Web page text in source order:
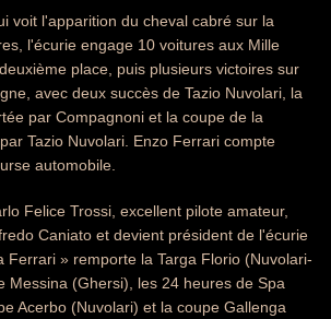
voit l'apparition du cheval cabré sur la
l'écurie engage 10 voitures aux Mille
place, puis plusieurs victoires sur
avec deux succès de Tazio Nuvolari, la
par Compagnoni et la coupe de la
Tazio Nuvolari. Enzo Ferrari compte
automobile.
Felice Trossi, excellent pilote amateur,
Caniato et devient président de l'écurie
Ferrari » remporte la Targa Florio (Nuvolari-
Messina (Ghersi), les 24 heures de Spa
Acerbo (Nuvolari) et la coupe Gallenga